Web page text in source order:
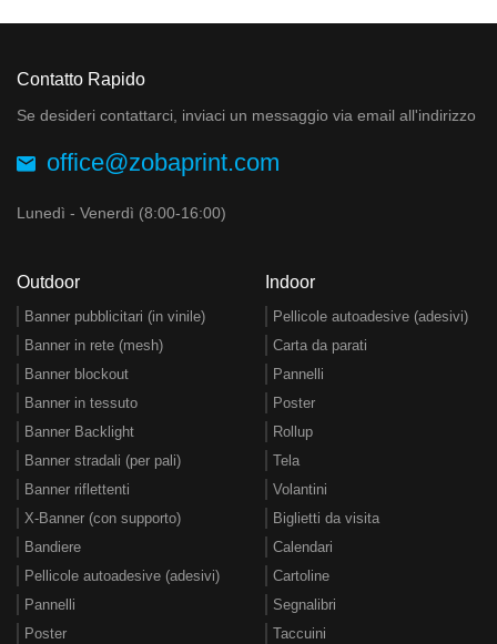
Contatto Rapido
Se desideri contattarci, inviaci un messaggio via email all'indirizzo
office@zobaprint.com
Lunedì - Venerdì (8:00-16:00)
Outdoor
Banner pubblicitari (in vinile)
Banner in rete (mesh)
Banner blockout
Banner in tessuto
Banner Backlight
Banner stradali (per pali)
Banner riflettenti
X-Banner (con supporto)
Bandiere
Pellicole autoadesive (adesivi)
Pannelli
Poster
Indoor
Pellicole autoadesive (adesivi)
Carta da parati
Pannelli
Poster
Rollup
Tela
Volantini
Biglietti da visita
Calendari
Cartoline
Segnalibri
Taccuini